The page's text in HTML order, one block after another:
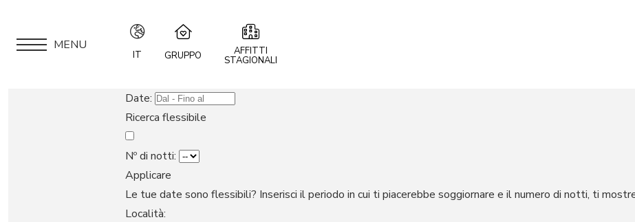
MENU
IT
EN
FR
DE
GRUPPO
Speciale Group
Speciale Home
Hotel Bernina Hospiz
2309 Restaurant
Chalet Speciale
Speciale Ski School
Maloja Kulm
AFFITTI
STAGIONALI
Date:
Ricerca flessibile
Nº di notti:
Applicare
Le tue date sono flessibili? Inserisci il periodo in cui ti piacerebbe soggiornare e il numero di notti, ti
Località:
APPARTAMENTI